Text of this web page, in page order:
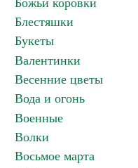
Божьи коровки
Блестяшки
Букеты
Валентинки
Весенние цветы
Вода и огонь
Военные
Волки
Восьмое марта